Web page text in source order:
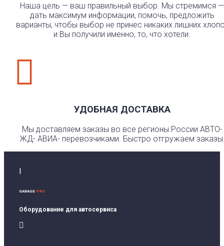
Наша цель — ваш правильный выбор. Мы стремимся —
дать максимум информации, помочь, предложить
варианты, чтобы выбор не принес никаких лишних
и Вы получили именно, то, что хотели.

УДОБНАЯ ДОСТАВКА
Мы доставляем заказы во все регионы России АВТО-
ЖД- АВИА- перевозчиками. Быстро отгружаем
I
GARAGE-PRO
Оборудование для автосервиса
